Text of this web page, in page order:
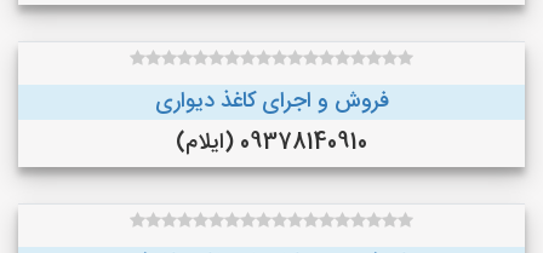
فروش و اجرای کاغذ دیواری
09378140910 (ایلام)